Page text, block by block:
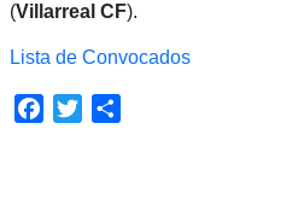
(Villarreal CF).
Lista de Convocados
Facebook
Twitter